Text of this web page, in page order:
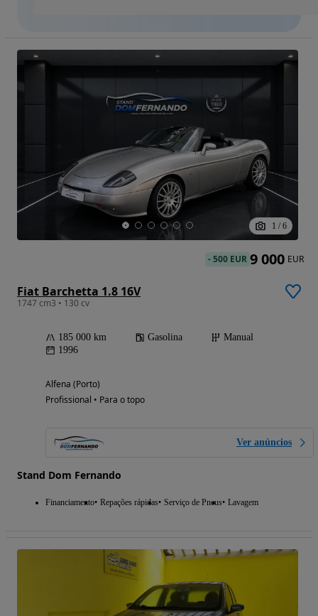
1 / 6
Fiat Barchetta 1.8 16V
1747 cm3 • 130 cv
185 000 km Gasolina
Manual
1996
Alfena (Porto)
Profissional • Para o topo
Ver anúncios
Stand Dom Fernando
Financiamento Repações rápidas Serviço de Pneus Lavagem
-500 EUR 9 000 EUR